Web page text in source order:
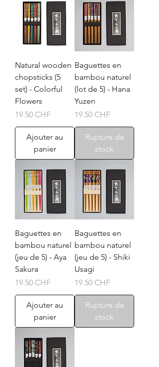
Natural wooden
chopsticks (5
set) - Colorful
Flowers
Prix
19.50 CHF
Ajouter au
panier
Baguettes en
bambou naturel
(lot de 5) - Hana
Yuzen
Prix
19.50 CHF
Rupture de
stock
Baguettes en
bambou naturel
(jeu de 5) - Aya
Sakura
Prix
19.50 CHF
Ajouter au
panier
Baguettes en
bambou naturel
(jeu de 5) - Shiki
Usagi
Prix
19.50 CHF
Rupture de
stock